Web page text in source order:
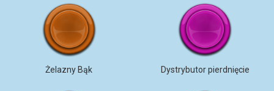
Żelazny Bąk Dystrybutor pierdnięcie